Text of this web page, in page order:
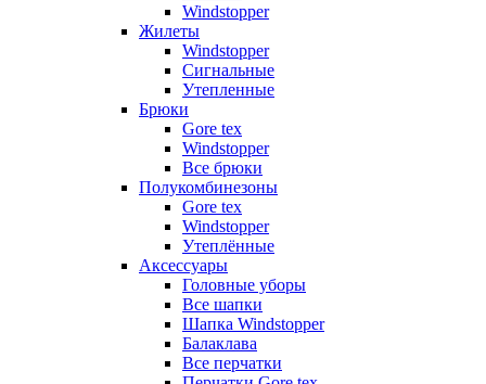
Windstopper
Жилеты
Windstopper
Сигнальные
Утепленные
Брюки
Gore tex
Windstopper
Все брюки
Полукомбинезоны
Gore tex
Windstopper
Утеплённые
Аксессуары
Головные уборы
Все шапки
Шапка Windstopper
Балаклава
Все перчатки